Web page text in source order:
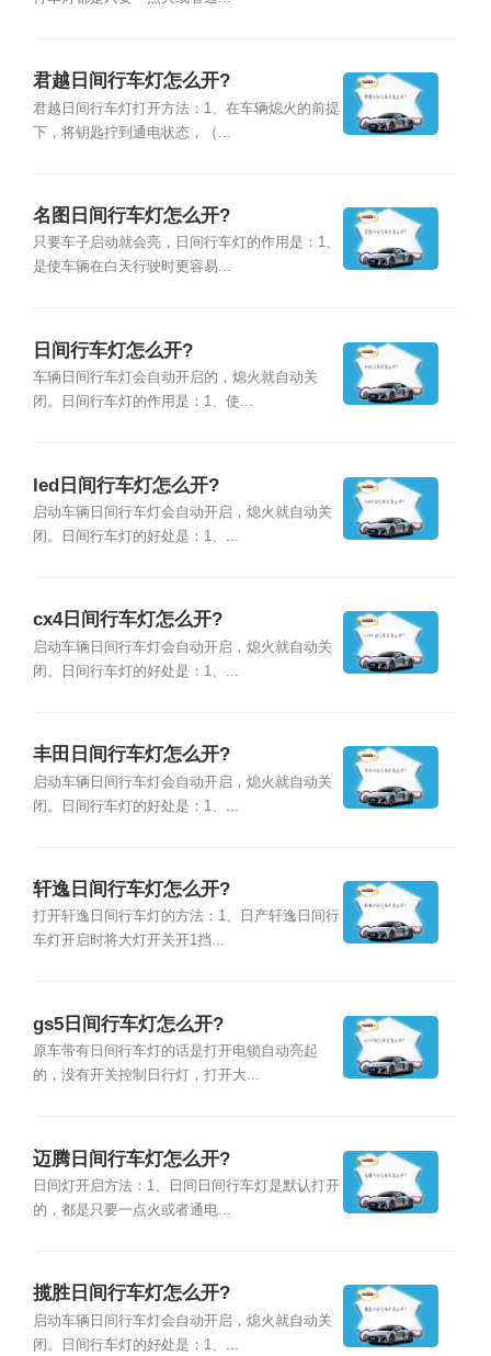
君越日间行车灯怎么开?
君越日间行车灯打开方法：1、在车辆熄火的前提
下，将钥匙拧到通电状态，（...
名图日间行车灯怎么开?
只要车子启动就会亮，日间行车灯的作用是：1、
是使车辆在白天行驶时更容易...
日间行车灯怎么开?
车辆日间行车灯会自动开启的，熄火就自动关
闭。日间行车灯的作用是：1、使...
led日间行车灯怎么开?
启动车辆日间行车灯会自动开启，熄火就自动关
闭。日间行车灯的好处是：1、...
cx4日间行车灯怎么开?
启动车辆日间行车灯会自动开启，熄火就自动关
闭。日间行车灯的好处是：1、...
丰田日间行车灯怎么开?
启动车辆日间行车灯会自动开启，熄火就自动关
闭。日间行车灯的好处是：1、...
轩逸日间行车灯怎么开?
打开轩逸日间行车灯的方法：1、日产轩逸日间行
车灯开启时将大灯开关开1挡...
gs5日间行车灯怎么开?
原车带有日间行车灯的话是打开电锁自动亮起
的，没有开关控制日行灯，打开大...
迈腾日间行车灯怎么开?
日间灯开启方法：1、日间日间行车灯是默认打开
的，都是只要一点火或者通电...
揽胜日间行车灯怎么开?
启动车辆日间行车灯会自动开启，熄火就自动关
闭。日间行车灯的好处是：1、...